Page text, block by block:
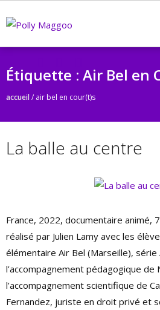
Étiquette : Air Bel en
accueil/air bel en cour(t)s
La balle au centre
France, 2022, documentaire animé,
réalisé par Julien Lamy avec les
élémentaire Air Bel (Marseille), série
l’accompagnement pédagogique de
l’accompagnement scientifique de
Fernandez, juriste en droit privé et